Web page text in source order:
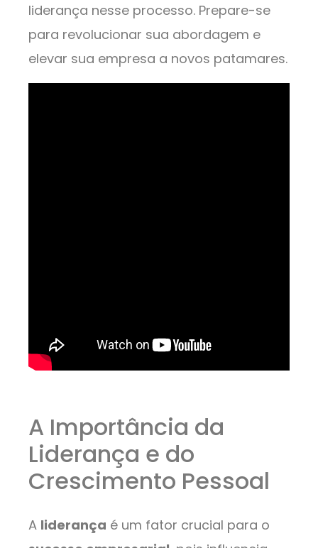
liderança nesse processo. Prepare-se
para revolucionar sua abordagem e
elevar sua empresa a novos patamares.
A Importância da
Liderança e do
Crescimento Pessoal
A liderança é um fator crucial para o